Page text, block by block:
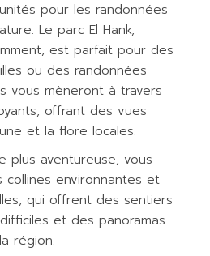
pour les randonnées
Le parc El Hank,
est parfait pour des
ou des randonnées
vous mèneront à travers
offrant des vues
et la flore locales.
plus aventureuse, vous
environnantes et
qui offrent des sentiers
et des panoramas
région.